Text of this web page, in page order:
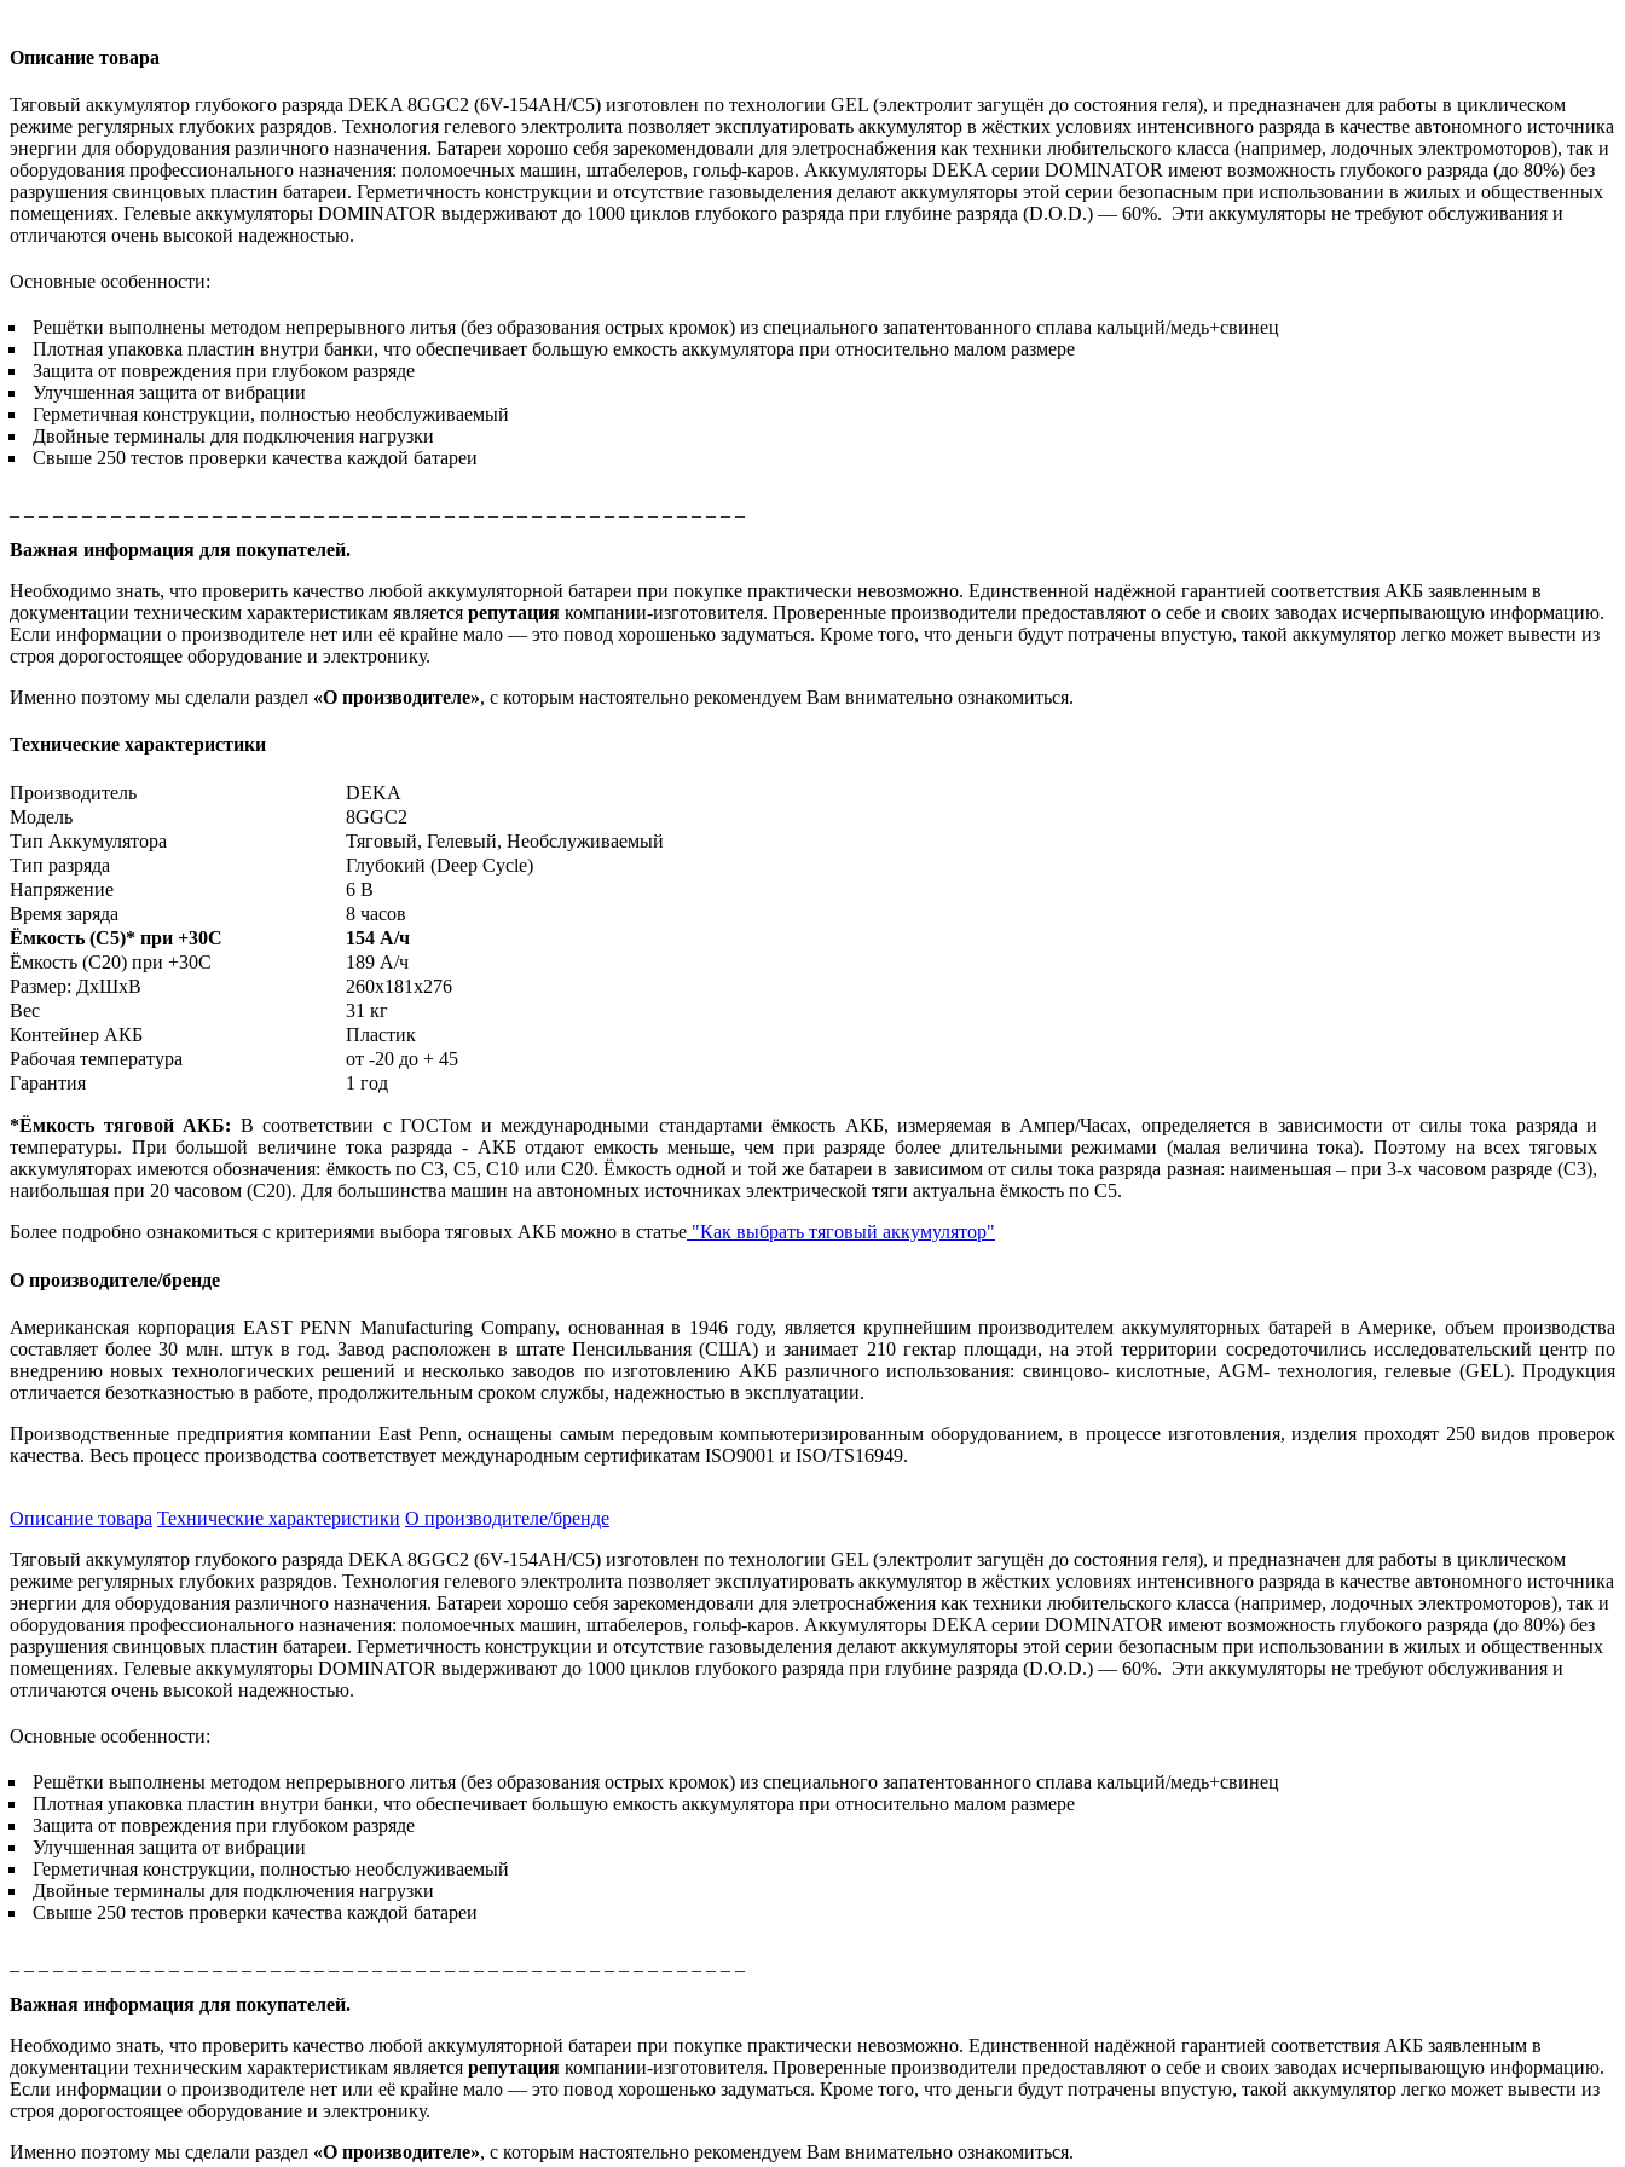
Описание товара
Тяговый аккумулятор глубокого разряда DEKA 8GGC2 (6V-154AH/C5) изготовлен по технологии GEL (электролит загущён до состояния геля), и предназначен для работы в циклическом
режиме регулярных глубоких разрядов. Технология гелевого электролита позволяет эксплуатировать аккумулятор в жёстких условиях интенсивного разряда в качестве автономного источника
энергии для оборудования различного назначения. Батареи хорошо себя зарекомендовали для элетроснабжения как техники любительского класса (например, лодочных электромоторов), так и
оборудования профессионального назначения: поломоечных машин, штабелеров, гольф-каров. Аккумуляторы DEKA серии DOMINATOR имеют возможность глубокого разряда (до 80%) без
разрушения свинцовых пластин батареи. Герметичность конструкции и отсутствие газовыделения делают аккумуляторы этой серии безопасным при использовании в жилых и общественных
помещениях. Гелевые аккумуляторы DOMINATOR выдерживают до 1000 циклов глубокого разряда при глубине разряда (D.O.D.) — 60%. Эти аккумуляторы не требуют обслуживания и
отличаются очень высокой надежностью.
Основные особенности:
Решётки выполнены методом непрерывного литья (без образования острых кромок) из специального запатентованного сплава кальций/медь+свинец
Плотная упаковка пластин внутри банки, что обеспечивает большую емкость аккумулятора при относительно малом размере
Защита от повреждения при глубоком разряде
Улучшенная защита от вибрации
Герметичная конструкции, полностью необслуживаемый
Двойные терминалы для подключения нагрузки
Свыше 250 тестов проверки качества каждой батареи
Важная информация для покупателей.
Необходимо знать, что проверить качество любой аккумуляторной батареи при покупке практически невозможно. Единственной надёжной гарантией соответствия АКБ заявленным в
документации техническим характеристикам является репутация компании-изготовителя. Проверенные производители предоставляют о себе и своих заводах исчерпывающую информацию.
Если информации о производителе нет или её крайне мало — это повод хорошенько задуматься. Кроме того, что деньги будут потрачены впустую, такой аккумулятор легко может вывести из
строя дорогостоящее оборудование и электронику.
Именно поэтому мы сделали раздел «О производителе», с которым настоятельно рекомендуем Вам внимательно ознакомиться.
Технические характеристики
Производитель
DEKA
Модель
8GGC2
Тип Аккумулятора
Тяговый, Гелевый, Необслуживаемый
Тип разряда
Глубокий (Deep Cycle)
Напряжение
6 В
Время заряда
8 часов
Ёмкость (С5)* при +30С
154 А/ч
Ёмкость (С20) при +30С
189 А/ч
Размер: ДхШхВ
260х181х276
Вес
31 кг
Контейнер АКБ
Пластик
Рабочая температура
от -20 до + 45
Гарантия
1 год
*Ёмкость тяговой АКБ: В соответствии с ГОСТом и международными стандартами ёмкость АКБ, измеряемая в Ампер/Часах, определяется в зависимости от силы тока разряда и
температуры. При большой величине тока разряда - АКБ отдают емкость меньше, чем при разряде более длительными режимами (малая величина тока). Поэтому на всех тяговых
аккумуляторах имеются обозначения: ёмкость по С3, С5, С10 или С20. Ёмкость одной и той же батареи в зависимом от силы тока разряда разная: наименьшая – при 3-х часовом разряде (С3),
наибольшая при 20 часовом (С20). Для большинства машин на автономных источниках электрической тяги актуальна ёмкость по С5.
Более подробно ознакомиться с критериями выбора тяговых АКБ можно в статье "Как выбрать тяговый аккумулятор"
О производителе/бренде
Американская корпорация EAST PENN Manufacturing Company, основанная в 1946 году, является крупнейшим производителем аккумуляторных батарей в Америке, объем производства
составляет более 30 млн. штук в год. Завод расположен в штате Пенсильвания (США) и занимает 210 гектар площади, на этой территории сосредоточились исследовательский центр по
внедрению новых технологических решений и несколько заводов по изготовлению АКБ различного использования: свинцово- кислотные, AGM- технология, гелевые (GEL). Продукция
отличается безотказностью в работе, продолжительным сроком службы, надежностью в эксплуатации.
Производственные предприятия компании East Penn, оснащены самым передовым компьютеризированным оборудованием, в процессе изготовления, изделия проходят 250 видов проверок
качества. Весь процесс производства соответствует международным сертификатам ISO9001 и ISO/TS16949.
Описание товара Технические характеристики О производителе/бренде
Тяговый аккумулятор глубокого разряда DEKA 8GGC2 (6V-154AH/C5) изготовлен по технологии GEL (электролит загущён до состояния геля), и предназначен для работы в циклическом
режиме регулярных глубоких разрядов. Технология гелевого электролита позволяет эксплуатировать аккумулятор в жёстких условиях интенсивного разряда в качестве автономного источника
энергии для оборудования различного назначения. Батареи хорошо себя зарекомендовали для элетроснабжения как техники любительского класса (например, лодочных электромоторов), так и
оборудования профессионального назначения: поломоечных машин, штабелеров, гольф-каров. Аккумуляторы DEKA серии DOMINATOR имеют возможность глубокого разряда (до 80%) без
разрушения свинцовых пластин батареи. Герметичность конструкции и отсутствие газовыделения делают аккумуляторы этой серии безопасным при использовании в жилых и общественных
помещениях. Гелевые аккумуляторы DOMINATOR выдерживают до 1000 циклов глубокого разряда при глубине разряда (D.O.D.) — 60%. Эти аккумуляторы не требуют обслуживания и
отличаются очень высокой надежностью.
Основные особенности:
Решётки выполнены методом непрерывного литья (без образования острых кромок) из специального запатентованного сплава кальций/медь+свинец
Плотная упаковка пластин внутри банки, что обеспечивает большую емкость аккумулятора при относительно малом размере
Защита от повреждения при глубоком разряде
Улучшенная защита от вибрации
Герметичная конструкции, полностью необслуживаемый
Двойные терминалы для подключения нагрузки
Свыше 250 тестов проверки качества каждой батареи
Важная информация для покупателей.
Необходимо знать, что проверить качество любой аккумуляторной батареи при покупке практически невозможно. Единственной надёжной гарантией соответствия АКБ заявленным в
документации техническим характеристикам является репутация компании-изготовителя. Проверенные производители предоставляют о себе и своих заводах исчерпывающую информацию.
Если информации о производителе нет или её крайне мало — это повод хорошенько задуматься. Кроме того, что деньги будут потрачены впустую, такой аккумулятор легко может вывести из
строя дорогостоящее оборудование и электронику.
Именно поэтому мы сделали раздел «О производителе», с которым настоятельно рекомендуем Вам внимательно ознакомиться.